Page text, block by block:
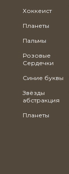
Хоккеист
Планеты
Пальмы
Розовые
Сердечки
Синие буквы
Звёзды
абстракция
Планеты